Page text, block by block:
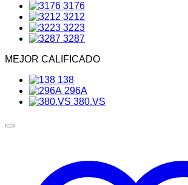
3176
3212
3223
3287
MEJOR CALIFICADO
138
296A
380.VS